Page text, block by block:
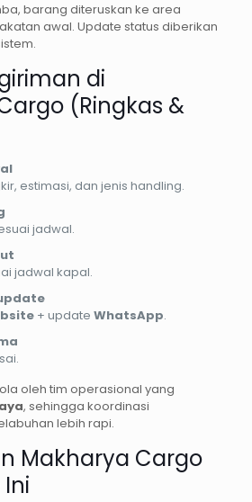
barang diteruskan ke area
awal. Update status diberikan
di
(Ringkas &
estimasi, dan jenis handling.
jadwal.
jadwal kapal.
+ update WhatsApp.
oleh tim operasional yang
, sehingga koordinasi
lebih rapi.
Makharya Cargo